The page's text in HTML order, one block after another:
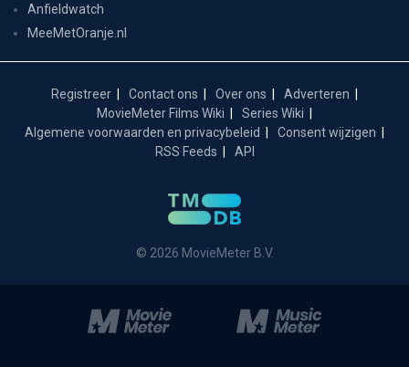
Anfieldwatch
MeeMetOranje.nl
Registreer Contact ons Over ons
Adverteren
MovieMeter Films Wiki
Series Wiki
Algemene voorwaarden en privacybeleid
Consent wijzigen
RSS Feeds
API
© 2026 MovieMeter B.V.